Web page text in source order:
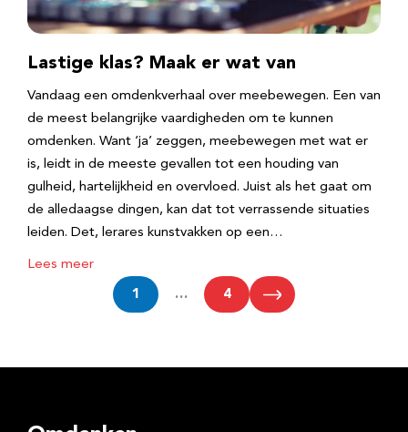
Lastige klas? Maak er wat van
Vandaag een omdenkverhaal over meebewegen. Een van
de meest belangrijke vaardigheden om te kunnen
omdenken. Want ‘ja’ zeggen, meebewegen met wat er
is, leidt in de meeste gevallen tot een houding van
gulheid, hartelijkheid en overvloed. Juist als het gaat om
de alledaagse dingen, kan dat tot verrassende situaties
leiden. Det, lerares kunstvakken op een…
Lees meer
1 … 4